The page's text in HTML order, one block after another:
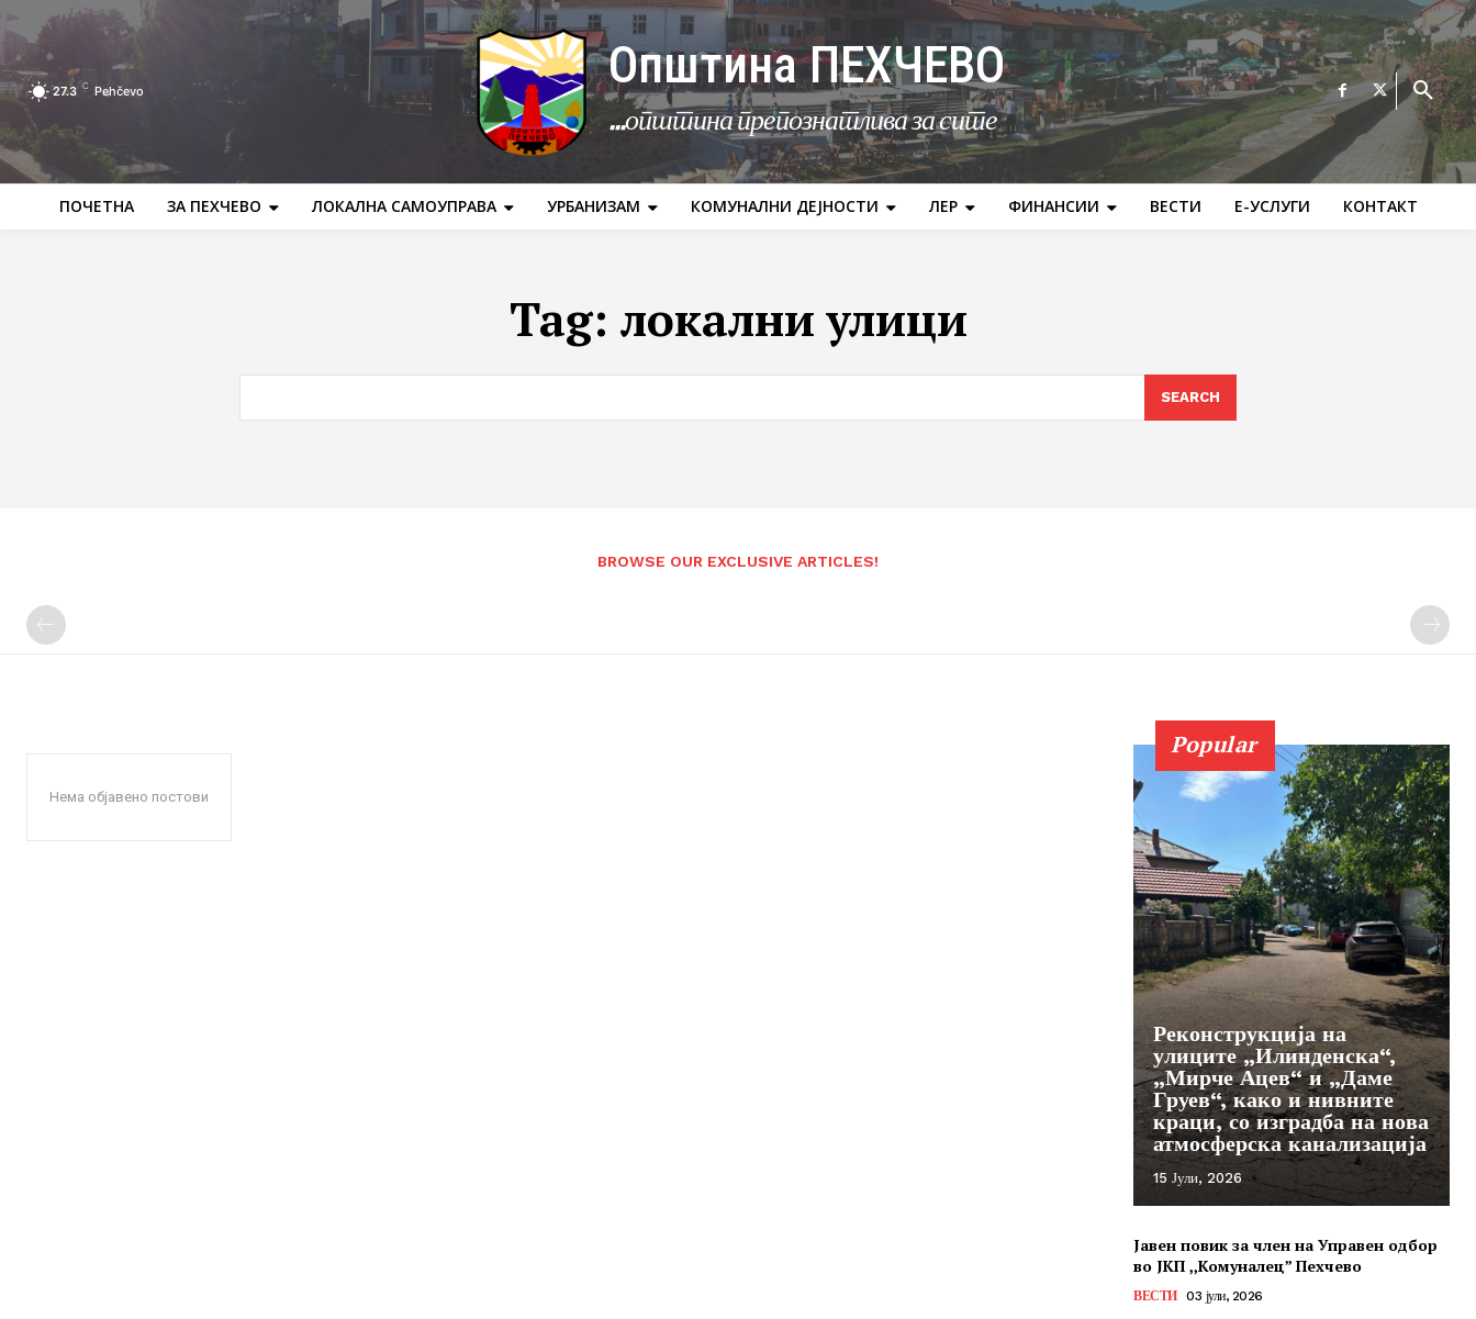
27.3 C Pehčevo Општина ПЕХЧЕВО
...општина препознатлива за сите
ПОЧЕТНА ЗА ПЕХЧЕВО ЛОКАЛНА САМОУПРАВА УРБАНИЗАМ КОМУНАЛНИ ДЕЈНОСТИ ЛЕР ФИНАНСИИ ВЕСТИ Е-УСЛУГИ КОНТАКТ
Tag: локални улици
SEARCH
BROWSE OUR EXCLUSIVE ARTICLES!
Нема објавено постови
Popular
Реконструкција на
улиците „Илинденска“,
„Мирче Ацев“ и „Даме
Груев“, како и нивните
краци, со изградба на нова
атмосферска канализација
15 Јули, 2026
Јавен повик за член на Управен одбор
во ЈКП ,,Комуналец” Пехчево
ВЕСТИ 03 јули, 2026